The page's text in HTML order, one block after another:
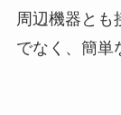
周辺機器とも
でなく、簡単